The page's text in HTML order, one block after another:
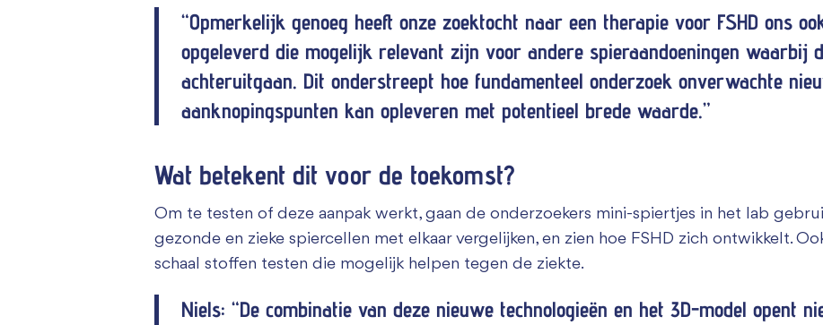
“Opmerkelijk genoeg heeft onze zoektocht naar een therapie voor FSHD ons
opgeleverd die mogelijk relevant zijn voor andere spieraandoeningen waarbij
achteruitgaan. Dit onderstreept hoe fundamenteel onderzoek onverwachte
aanknopingspunten kan opleveren met potentieel brede waarde.”
Wat betekent dit voor de toekomst?
Om te testen of deze aanpak werkt, gaan de onderzoekers mini-spiertjes in het lab
gezonde en zieke spiercellen met elkaar vergelijken, en zien hoe FSHD zich ontwikkelt.
schaal stoffen testen die mogelijk helpen tegen de ziekte.
Niels: “De combinatie van deze nieuwe technologieën en het 3D-model opent